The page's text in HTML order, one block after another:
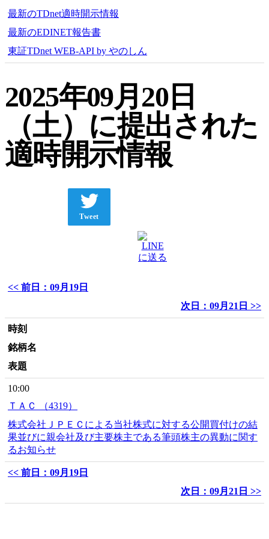
最新のTDnet適時開示情報
最新のEDINET報告書
東証TDnet WEB-API by やのしん
2025年09月20日
（土）に提出された
適時開示情報
Tweet
<< 前日：09月19日
次日：09月21日 >>
時刻
銘柄名
表題
10:00
ＴＡＣ （4319）
株式会社ＪＰＥＣによる当社株式に対する公開買付けの結
果並びに親会社及び主要株主である筆頭株主の異動に関す
るお知らせ
<< 前日：09月19日
次日：09月21日 >>